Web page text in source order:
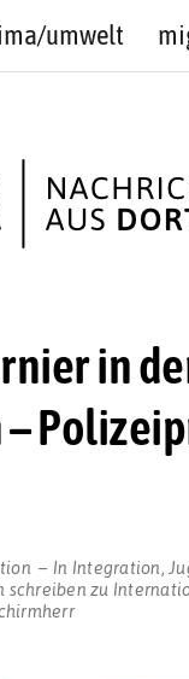
umwelt
in
In Integration
schreiben zu